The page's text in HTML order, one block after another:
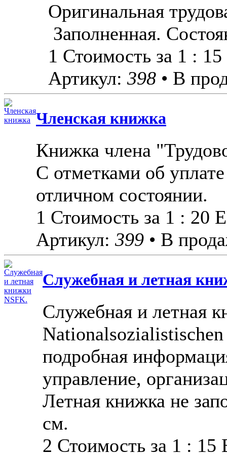
Оригинальная
Заполненная.
1 Стоимость за 1 :
Артикул: 398 • В
Членская книжка
Книжка члена
С отметками об
отличном состоянии.
1 Стоимость за 1 : 20
Артикул: 399 • В
Cлужебная и летная
Cлужебная и летная
подробная
управление,
Летная книжка не
см.
2 Стоимость за 1 : 15